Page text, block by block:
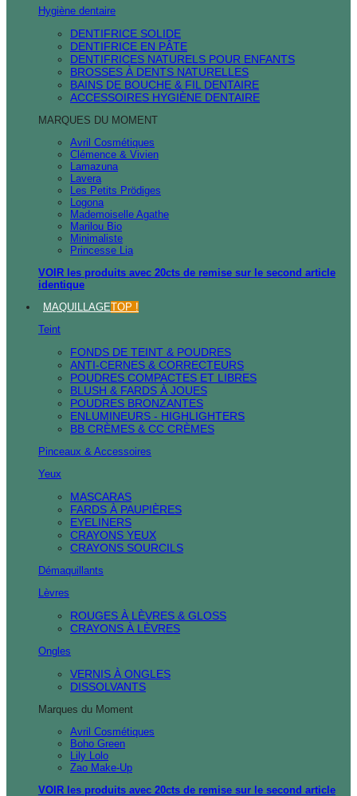
Hygiène dentaire
DENTIFRICE SOLIDE
DENTIFRICE EN PÂTE
DENTIFRICES NATURELS POUR ENFANTS
BROSSES À DENTS NATURELLES
BAINS DE BOUCHE & FIL DENTAIRE
ACCESSOIRES HYGIÈNE DENTAIRE
MARQUES DU MOMENT
Avril Cosmétiques
Clémence & Vivien
Lamazuna
Lavera
Les Petits Prödiges
Logona
Mademoiselle Agathe
Marilou Bio
Minimaliste
Princesse Lia
VOIR les produits avec 20cts de remise sur le second article
identique
MAQUILLAGETOP !
Teint
FONDS DE TEINT & POUDRES
ANTI-CERNES & CORRECTEURS
POUDRES COMPACTES ET LIBRES
BLUSH & FARDS À JOUES
POUDRES BRONZANTES
ENLUMINEURS - HIGHLIGHTERS
BB CRÈMES & CC CRÈMES
Pinceaux & Accessoires
Yeux
MASCARAS
FARDS À PAUPIÈRES
EYELINERS
CRAYONS YEUX
CRAYONS SOURCILS
Démaquillants
Lèvres
ROUGES À LÈVRES & GLOSS
CRAYONS À LÈVRES
Ongles
VERNIS À ONGLES
DISSOLVANTS
Marques du Moment
Avril Cosmétiques
Boho Green
Lily Lolo
Zao Make-Up
VOIR les produits avec 20cts de remise sur le second article